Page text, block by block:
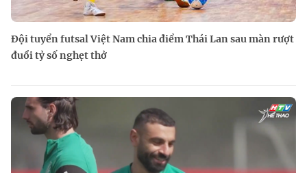
Đội tuyển futsal Việt Nam chia điểm Thái Lan sau màn rượt
đuổi tỷ số nghẹt thở